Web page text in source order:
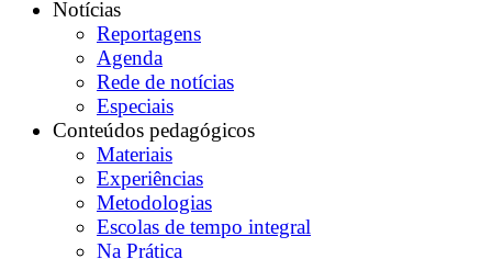
Notícias
Reportagens
Agenda
Rede de notícias
Especiais
Conteúdos pedagógicos
Materiais
Experiências
Metodologias
Escolas de tempo integral
Na Prática